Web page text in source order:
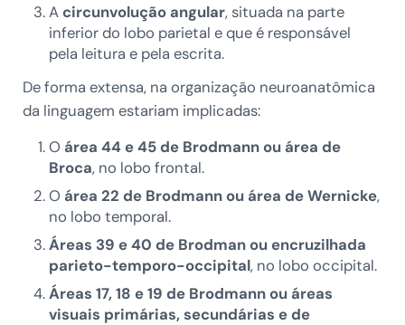
A circunvolução angular, situada na parte
inferior do lobo parietal e que é responsável
pela leitura e pela escrita.
De forma extensa, na organização neuroanatômica
da linguagem estariam implicadas:
O área 44 e 45 de Brodmann ou área de
Broca, no lobo frontal.
O área 22 de Brodmann ou área de Wernicke,
no lobo temporal.
Áreas 39 e 40 de Brodman ou encruzilhada
parieto-temporo-occipital, no lobo occipital.
Áreas 17, 18 e 19 de Brodmann ou áreas
visuais primárias, secundárias e de